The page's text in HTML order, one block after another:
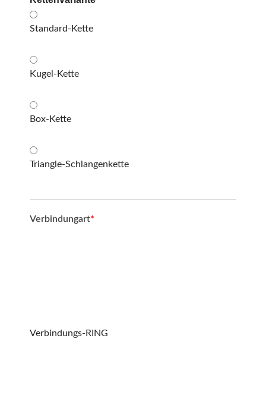
Standard-Kette
Kugel-Kette
Box-Kette
Triangle-Schlangenkette
*
Verbindungart
Verbindungs-RING